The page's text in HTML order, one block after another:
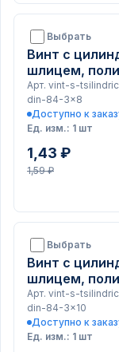
Выбрать
Винт с
шлицем,
Арт. vint-s-
din-84-3x8
Доступно к
Ед. изм.: 1 шт
1,43 ₽
1,59 ₽
Выбрать
Винт с
шлицем,
Арт. vint-s-
din-84-3x10
Доступно к
Ед. изм.: 1 шт